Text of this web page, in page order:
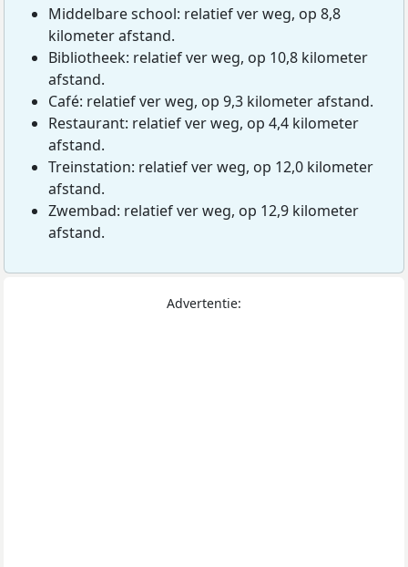
Middelbare school: relatief ver weg, op 8,8
kilometer afstand.
Bibliotheek: relatief ver weg, op 10,8 kilometer
afstand.
Café: relatief ver weg, op 9,3 kilometer afstand.
Restaurant: relatief ver weg, op 4,4 kilometer
afstand.
Treinstation: relatief ver weg, op 12,0 kilometer
afstand.
Zwembad: relatief ver weg, op 12,9 kilometer
afstand.
Advertentie: